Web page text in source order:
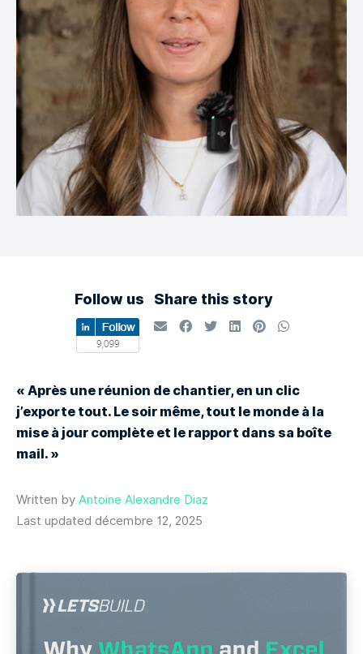
Follow us Share this story
« Après une réunion de chantier, en un clic
j’exporte tout. Le soir même, tout le monde à la
mise à jour complète et le rapport dans sa boîte
mail. »
Written byAntoine Alexandre Diaz
Last updated décembre 12, 2025